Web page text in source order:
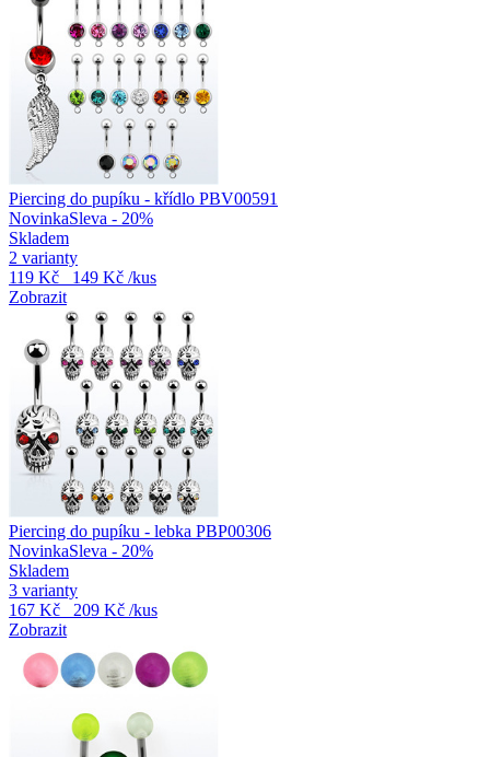
Piercing do pupíku - křídlo PBV00591
NovinkaSleva - 20%
Skladem
2 varianty
119 Kč
149 Kč /kus
Zobrazit
Piercing do pupíku - lebka PBP00306
NovinkaSleva - 20%
Skladem
3 varianty
167 Kč
209 Kč /kus
Zobrazit